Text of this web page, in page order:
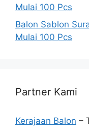
Mulai 100 Pcs
Balon Sablon
Mulai 100 Pcs
Partner Kami
Kerajaan Balon –